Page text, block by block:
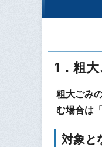
1．粗
粗大ごみ
む場合は
対象と